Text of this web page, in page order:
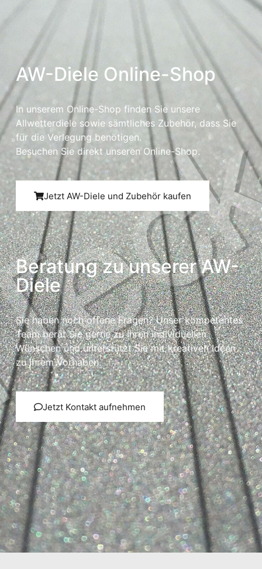
AW-Diele Online-Shop
In unserem Online-Shop finden Sie unsere
Allwetterdiele sowie sämtliches Zubehör, dass Sie
für die Verlegung benötigen.
Besuchen Sie direkt unseren Online-Shop.
Jetzt AW-Diele und Zubehör kaufen
Beratung zu unserer AW-
Diele
Sie haben noch offene Fragen? Unser kompetentes
Team berät Sie gerne zu Ihren individuellen
Wünschen und unterstützt Sie mit kreativen Ideen
zu Ihrem Vorhaben.
Jetzt Kontakt aufnehmen